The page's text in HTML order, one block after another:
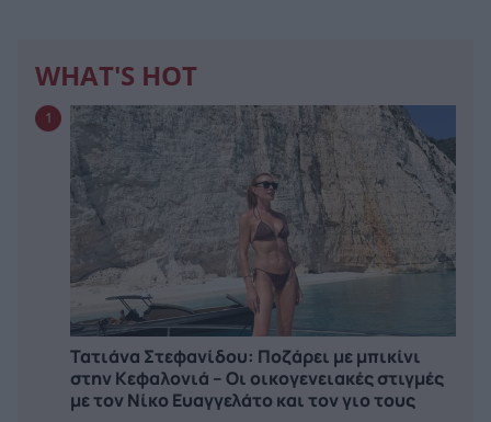
WHAT'S HOT
1
Τατιάνα Στεφανίδου: Ποζάρει με μπικίνι
στην Κεφαλονιά – Οι οικογενειακές στιγμές
με τον Νίκο Ευαγγελάτο και τον γιο τους